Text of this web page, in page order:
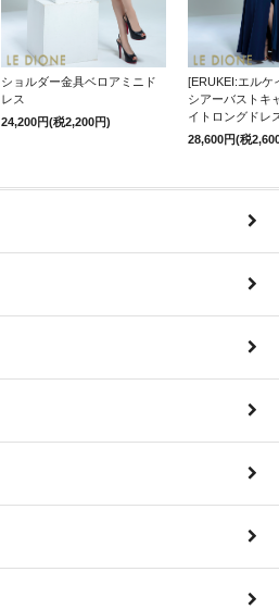
ショルダー金具ベロアミニド
レス
24,200円(税2,200円)
[ERUKEI:エルケ
シアーバストキ
イトロングドレ
28,600円(税